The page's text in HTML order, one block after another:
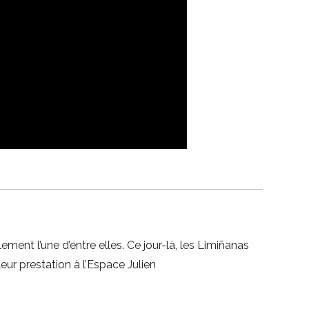
l’une d’entre elles. Ce jour-là, les Limiñanas
prestation à l’Espace Julien